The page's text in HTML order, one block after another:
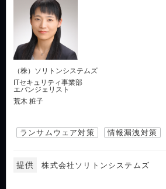
（株）ソリトンシステムズ
ITセキュリティ事業部
エバンジェリスト
荒木 粧子
ランサムウェア対策 情報漏洩対策
提供 株式会社ソリトンシステムズ